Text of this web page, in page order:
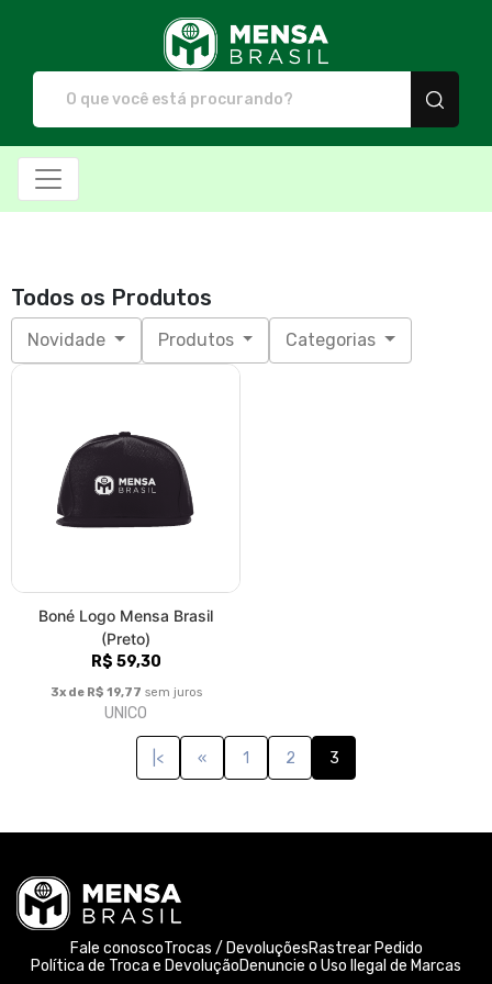
Todos os Produtos
Novidade Produtos Categorias
Boné Logo Mensa Brasil
(Preto)
R$ 59,30
3x de R$ 19,77 sem juros
UNICO
|< « 1 2 3
Fale conoscoTrocas / DevoluçõesRastrear Pedido
Política de Troca e DevoluçãoDenuncie o Uso Ilegal de Marcas